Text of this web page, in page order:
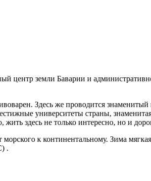
центр земли Баварии и
Здесь же проводится
университеты страны,
жить здесь не только интересно, но и
к континентальному. Зима
.